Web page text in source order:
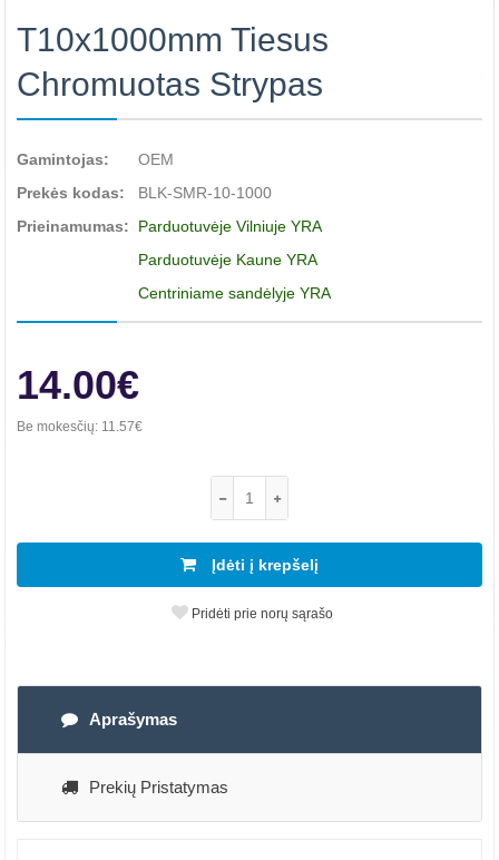
T10x1000mm Tiesus
Chromuotas Strypas
Gamintojas:
OEM
Prekės kodas:
BLK-SMR-10-1000
Prieinamumas:
Parduotuvėje Vilniuje YRA
Parduotuvėje Kaune YRA
Centriniame sandėlyje YRA
14.00€
Be mokesčių: 11.57€
Įdėti į krepšelį
Pridėti prie norų sąrašo
Aprašymas
Prekių Pristatymas